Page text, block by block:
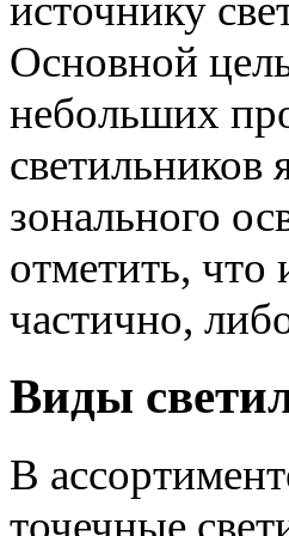
источнику
Основной
небольших
светильников
зонального
отметить, что
частично,
Виды
В
точечные